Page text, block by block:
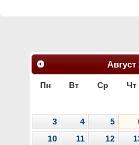
Август
Пн Вт Ср Чт
3
4 5
10
11 12